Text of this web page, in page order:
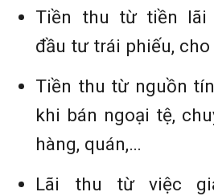
Tiền thu từ tiền lãi
đầu tư trái phiếu, cho
Tiền thu từ nguồn
khi bán ngoại tệ,
hàng, quán,…
Lãi thu từ việc